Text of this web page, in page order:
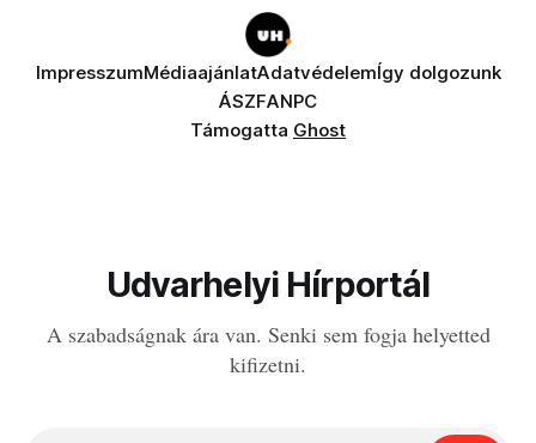
ImpresszumMédiaajánlatAdatvédelemÍgy dolgozunk
ÁSZFANPC
Támogatta Ghost
Udvarhelyi Hírportál
A szabadságnak ára van. Senki sem fogja helyetted
kifizetni.